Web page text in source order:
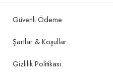
Güvenli Ödeme
Şartlar & Koşullar
Gizlilik Politikası